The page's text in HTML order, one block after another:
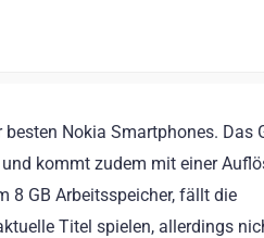
Nokia Smartphones. Das
kommt zudem mit einer
8 GB Arbeitsspeicher, fällt die
Titel spielen, allerdings